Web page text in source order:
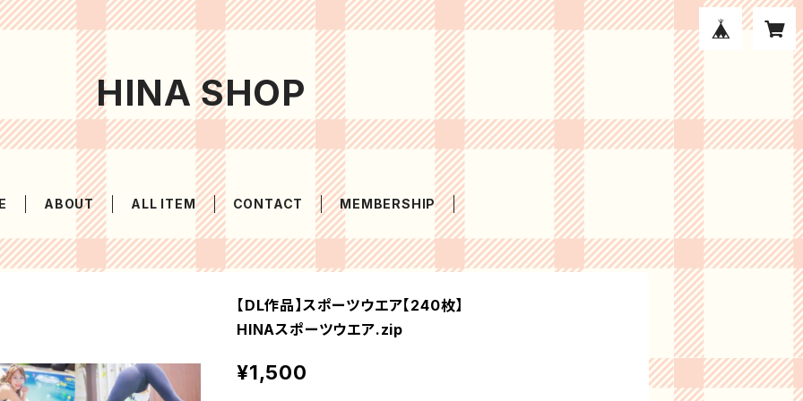
HINA SHOP
ABOUT ALL ITEM CONTACT MEMBERSHIP
【DL作品】スポーツウエア【240枚】
HINAスポーツウエア.zip
¥1,500